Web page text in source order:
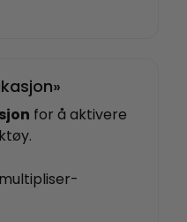
for å aktivere